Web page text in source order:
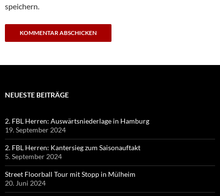
speichern.
NEUESTE BEITRÄGE
2. FBL Herren: Auswärtsniederlage in Hamburg
19. September 2024
2. FBL Herren: Kantersieg zum Saisonauftakt
5. September 2024
Street Floorball Tour mit Stopp in Mülheim
20. Juni 2024